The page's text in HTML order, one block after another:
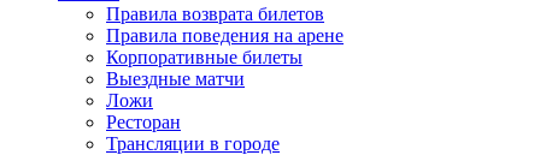
Правила возврата билетов
Правила поведения на арене
Корпоративные билеты
Выездные матчи
Ложи
Ресторан
Трансляции в городе